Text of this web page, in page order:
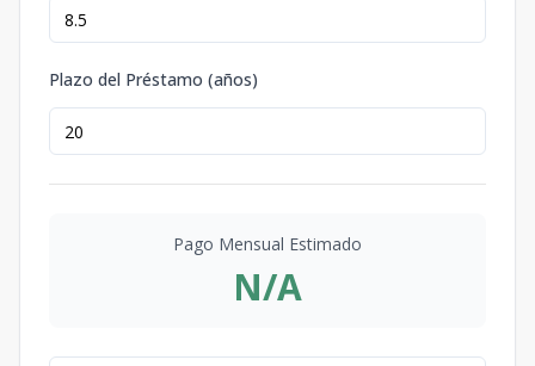
Plazo del Préstamo (años)
Pago Mensual Estimado
N/A